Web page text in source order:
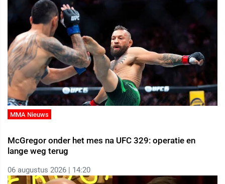
MMA Nieuws
McGregor onder het mes na UFC 329: operatie en
lange weg terug
06 augustus 2026 | 14:20